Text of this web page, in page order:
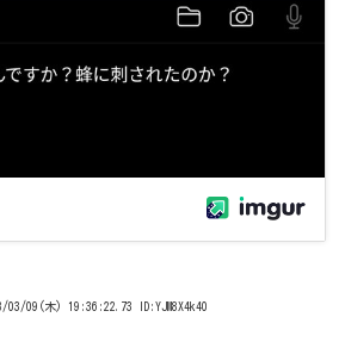
03/09(木) 19:36:22.73 ID:YJM8X4k40